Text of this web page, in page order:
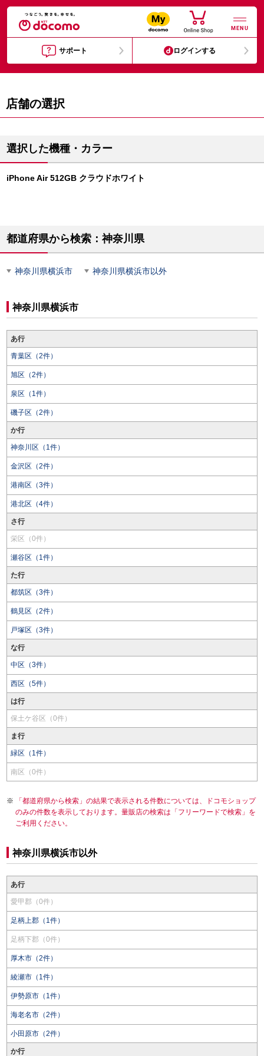
MENU
サポート ログインする
店舗の選択
選択した機種・カラー
iPhone Air 512GB クラウドホワイト
都道府県から検索：神奈川県
神奈川県横浜市 神奈川県横浜市以外
神奈川県横浜市
あ行
青葉区（2件）
旭区（2件）
泉区（1件）
磯子区（2件）
か行
神奈川区（1件）
金沢区（2件）
港南区（3件）
港北区（4件）
さ行
栄区（0件）
瀬谷区（1件）
た行
都筑区（3件）
鶴見区（2件）
戸塚区（3件）
な行
中区（3件）
西区（5件）
は行
保土ケ谷区（0件）
ま行
緑区（1件）
南区（0件）
「都道府県から検索」の結果で表示される件数については、ドコモショップ
のみの件数を表示しております。量販店の検索は「フリーワードで検索」を
ご利用ください。
神奈川県横浜市以外
あ行
愛甲郡（0件）
足柄上郡（1件）
足柄下郡（0件）
厚木市（2件）
綾瀬市（1件）
伊勢原市（1件）
海老名市（2件）
小田原市（2件）
か行